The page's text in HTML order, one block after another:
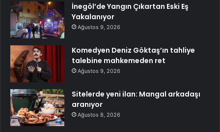
İnegöl’de Yangın Çıkartan Eski Eş
Yakalanıyor
Ağustos 9, 2026
Komedyen Deniz Göktaş’ın tahliye
talebine mahkemeden ret
Ağustos 9, 2026
Sitelerde yeni ilan: Mangal arkadaşı
aranıyor
Ağustos 8, 2026